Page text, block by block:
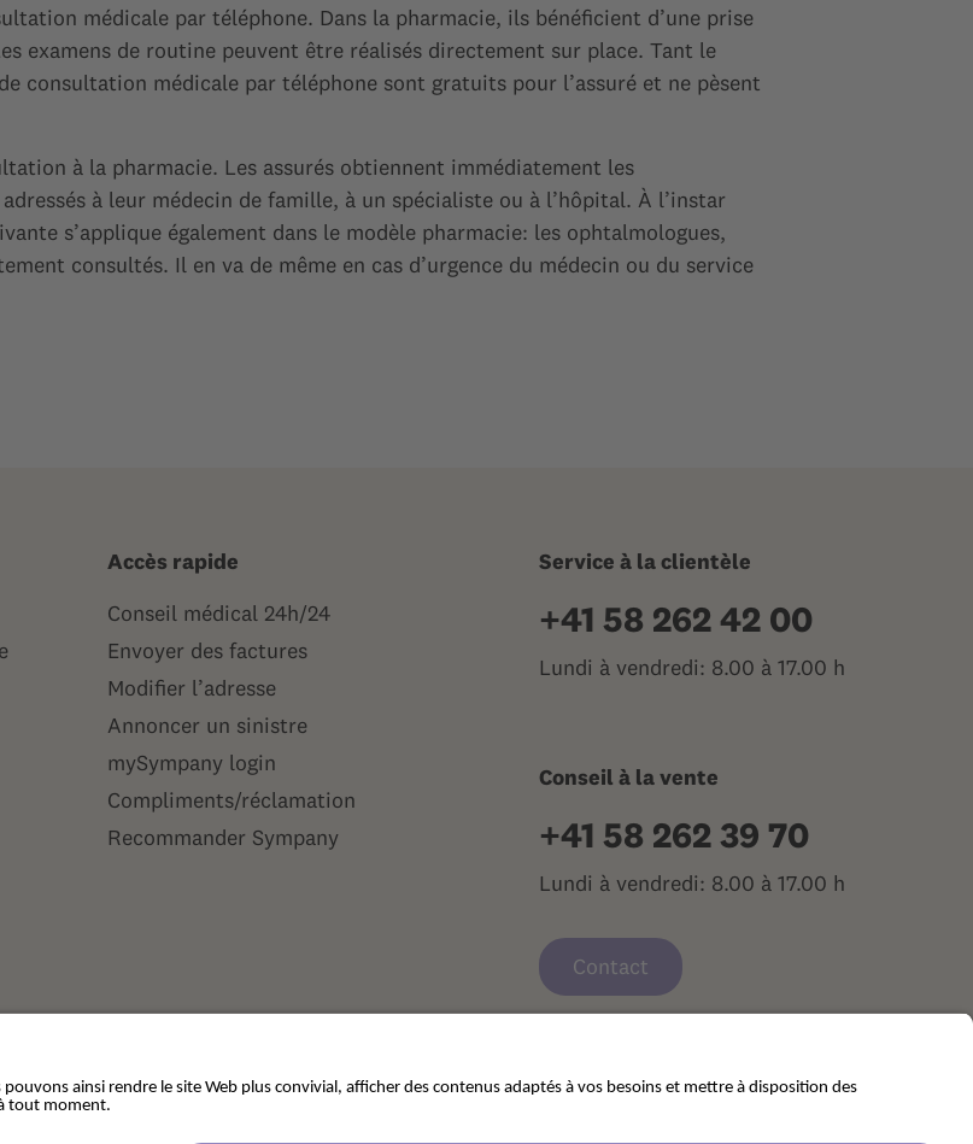
médicale par téléphone. Dans la pharmacie, ils bénéficient d’une prise
examens de routine peuvent être réalisés directement sur place. Tant le
consultation médicale par téléphone sont gratuits pour l’assuré et ne pèsent
à la pharmacie. Les assurés obtiennent immédiatement les
à leur médecin de famille, à un spécialiste ou à l’hôpital. À l’instar
s’applique également dans le modèle pharmacie: les ophtalmologues,
consultés. Il en va de même en cas d’urgence du médecin ou du service
Service à la clientèle
+41 58 262 42 00
Lundi à vendredi: 8.00 à 17.00 h
Conseil à la vente
+41 58 262 39 70
Lundi à vendredi: 8.00 à 17.00 h
Contact
Accès rapide
Conseil médical 24h/24
Envoyer des factures
Modifier l’adresse
Annoncer un sinistre
mySympany login
Compliments/réclamation
Recommander Sympany